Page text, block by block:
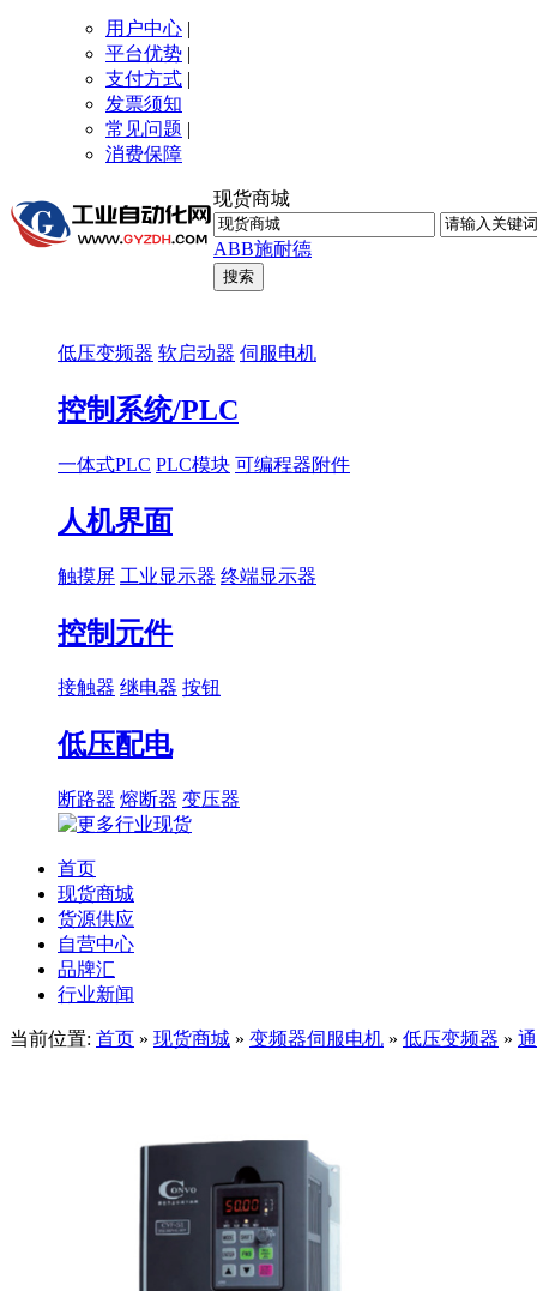
用户中心 |
平台优势 |
支付方式 |
发票须知
常见问题 |
消费保障
现货商城
ABB施耐德
低压变频器 软启动器 伺服电机
控制系统/PLC
一体式PLC PLC模块 可编程器附件
人机界面
触摸屏 工业显示器 终端显示器
控制元件
接触器 继电器 按钮
低压配电
断路器 熔断器 变压器
首页
现货商城
货源供应
自营中心
品牌汇
行业新闻
当前位置: 首页 » 现货商城 » 变频器伺服电机 » 低压变频器 »